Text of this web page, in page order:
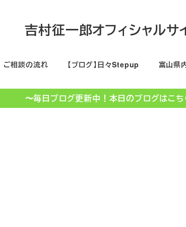
吉村征一郎オフィシャルサ
ご相談の流れ 【ブログ】日々Stepup 富山県
〜毎日ブログ更新中！本日のブログはこ